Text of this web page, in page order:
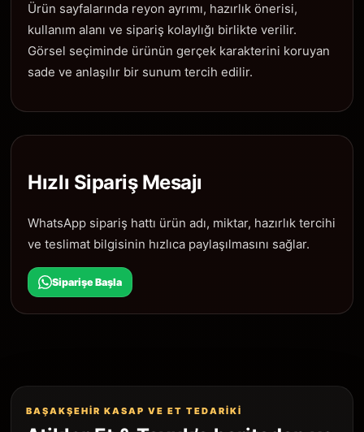
Ürün sayfalarında reyon ayrımı, hazırlık önerisi,
kullanım alanı ve sipariş kolaylığı birlikte verilir.
Görsel seçiminde ürünün gerçek karakterini koruyan
sade ve anlaşılır bir sunum tercih edilir.
Hızlı Sipariş Mesajı
WhatsApp sipariş hattı ürün adı, miktar, hazırlık tercihi
ve teslimat bilgisinin hızlıca paylaşılmasını sağlar.
Siparişe Başla
BAŞAKŞEHIR KASAP VE ET TEDARIKI